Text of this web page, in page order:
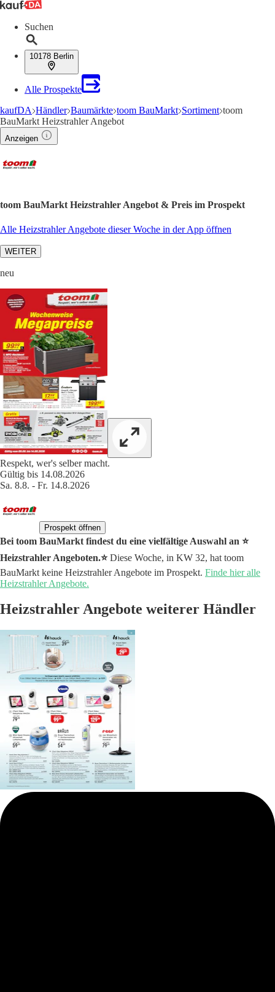
Suchen
10178 Berlin
Alle Prospekte
kaufDA Händler Baumärkte toom BauMarkt Sortiment toom
BauMarkt Heizstrahler Angebot
Anzeigen
toom BauMarkt Heizstrahler Angebot & Preis im Prospekt
Alle Heizstrahler Angebote dieser Woche in der App öffnen
WEITER
neu
Respekt, wer's selber macht.
Gültig bis 14.08.2026
Sa. 8.8. - Fr. 14.8.2026
Prospekt öffnen
Bei toom BauMarkt findest du eine vielfältige Auswahl an ⭐️
Heizstrahler Angeboten.⭐️Diese Woche, in KW 32, hat toom
BauMarkt keine Heizstrahler Angebote im Prospekt. Finde hier alle
Heizstrahler Angebote.
Heizstrahler Angebote weiterer Händler